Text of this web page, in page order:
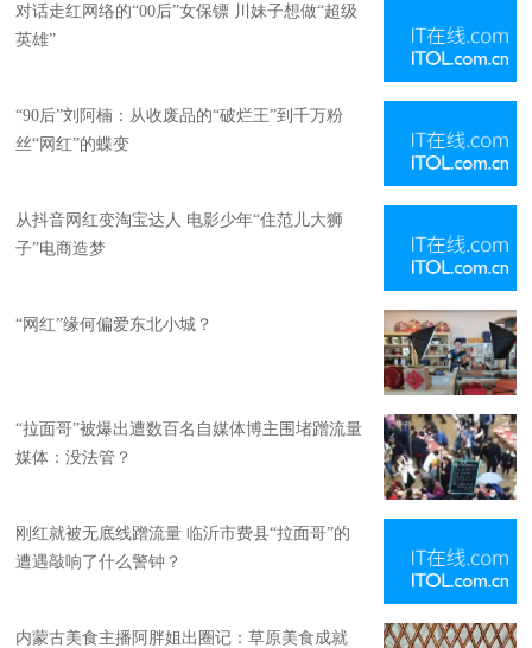
对话走红网络的“00后”女保镖 川妹子想做“超级
英雄”
“90后”刘阿楠：从收废品的“破烂王”到千万粉
丝“网红”的蝶变
从抖音网红变淘宝达人 电影少年“住范儿大狮
子”电商造梦
“网红”缘何偏爱东北小城？
“拉面哥”被爆出遭数百名自媒体博主围堵蹭流量
媒体：没法管？
刚红就被无底线蹭流量 临沂市费县“拉面哥”的
遭遇敲响了什么警钟？
内蒙古美食主播阿胖姐出圈记：草原美食成就